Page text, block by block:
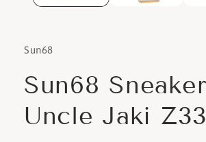
Sun68
Sun68
Uncle Jaki